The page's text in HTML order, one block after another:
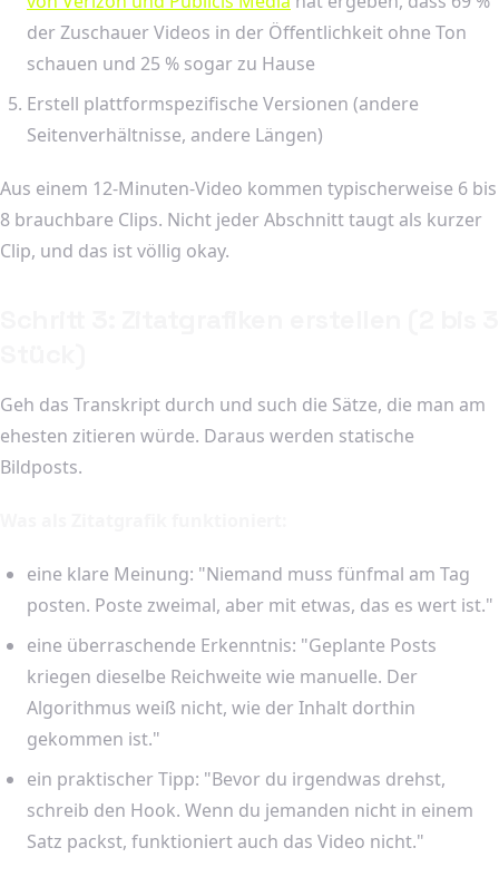
der Zuschauer Videos in der Öffentlichkeit ohne Ton
schauen und 25 % sogar zu Hause
Erstell plattformspezifische Versionen (andere
Seitenverhältnisse, andere Längen)
Aus einem 12-Minuten-Video kommen typischerweise 6 bis
8 brauchbare Clips. Nicht jeder Abschnitt taugt als kurzer
Clip, und das ist völlig okay.
Geh das Transkript durch und such die Sätze, die man am
ehesten zitieren würde. Daraus werden statische
Bildposts.
eine klare Meinung: "Niemand muss fünfmal am Tag
posten. Poste zweimal, aber mit etwas, das es wert ist."
eine überraschende Erkenntnis: "Geplante Posts
kriegen dieselbe Reichweite wie manuelle. Der
Algorithmus weiß nicht, wie der Inhalt dorthin
gekommen ist."
ein praktischer Tipp: "Bevor du irgendwas drehst,
schreib den Hook. Wenn du jemanden nicht in einem
Satz packst, funktioniert auch das Video nicht."